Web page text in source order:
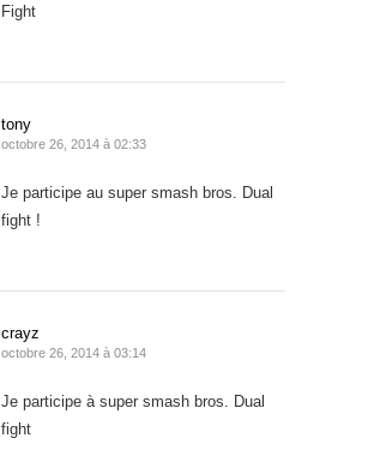
Fight
tony
octobre 26, 2014 à 02:33
Je participe au super smash bros. Dual
fight !
crayz
octobre 26, 2014 à 03:14
Je participe à super smash bros. Dual
fight